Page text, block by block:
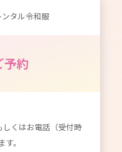
タル令和服
予約
くはお電話（受付時
。